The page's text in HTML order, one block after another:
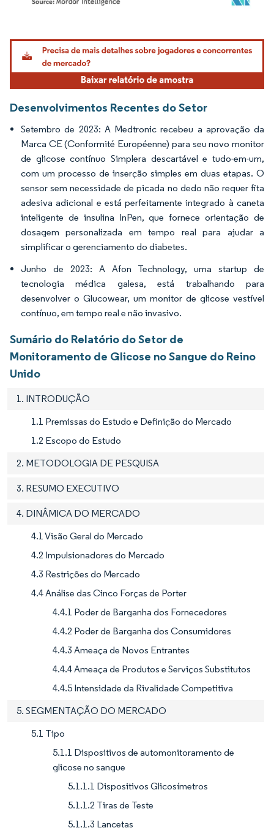
Imagem © Mordor Intelligence. O reuso requer atribuição conforme CC BY 4.0.
Desenvolvimentos Recentes do Setor
Setembro de 2023: A Medtronic recebeu a aprovação da
Marca CE (Conformité Européenne) para seu novo monitor
de glicose contínuo Simplera descartável e tudo-em-um,
com um processo de inserção simples em duas etapas. O
sensor sem necessidade de picada no dedo não requer fita
adesiva adicional e está perfeitamente integrado à caneta
inteligente de insulina InPen, que fornece orientação de
dosagem personalizada em tempo real para ajudar a
simplificar o gerenciamento do diabetes.
Junho de 2023: A Afon Technology, uma startup de
tecnologia médica galesa, está trabalhando para
desenvolver o Glucowear, um monitor de glicose vestível
contínuo, em tempo real e não invasivo.
Sumário do Relatório do Setor de
Monitoramento de Glicose no Sangue do Reino
Unido
1. INTRODUÇÃO
1.1 Premissas do Estudo e Definição do Mercado
1.2 Escopo do Estudo
2. METODOLOGIA DE PESQUISA
3. RESUMO EXECUTIVO
4. DINÂMICA DO MERCADO
4.1 Visão Geral do Mercado
4.2 Impulsionadores do Mercado
4.3 Restrições do Mercado
4.4 Análise das Cinco Forças de Porter
4.4.1 Poder de Barganha dos Fornecedores
4.4.2 Poder de Barganha dos Consumidores
4.4.3 Ameaça de Novos Entrantes
4.4.4 Ameaça de Produtos e Serviços Substitutos
4.4.5 Intensidade da Rivalidade Competitiva
5. SEGMENTAÇÃO DO MERCADO
5.1 Tipo
5.1.1 Dispositivos de automonitoramento de
glicose no sangue
5.1.1.1 Dispositivos Glicosímetros
5.1.1.2 Tiras de Teste
5.1.1.3 Lancetas